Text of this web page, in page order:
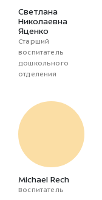
Светлана
Николаевна
Яценко
Старший
воспитатель
дошкольного
отделения
Michael Rech
Воспитатель